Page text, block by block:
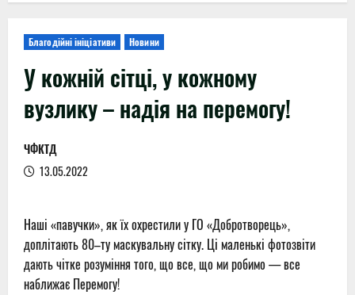
Благодійні ініціативи Новини
У кожній сітці, у кожному
вузлику – надія на перемогу!
ЧФКТД
13.05.2022
Наші «павучки», як їх охрестили у ГО «Добротворець»,
доплітають 80–ту маскувальну сітку. Ці маленькі фотозвіти
дають чітке розуміння того, що все, що ми робимо — все
наближає Перемогу!